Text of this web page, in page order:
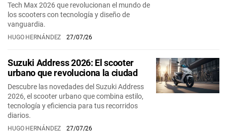
Tech Max 2026 que revolucionan el mundo de
los scooters con tecnología y diseño de
vanguardia.
HUGO HERNÁNDEZ 27/07/26
Suzuki Address 2026: El scooter
urbano que revoluciona la ciudad
Descubre las novedades del Suzuki Address
2026, el scooter urbano que combina estilo,
tecnología y eficiencia para tus recorridos
diarios.
HUGO HERNÁNDEZ 27/07/26